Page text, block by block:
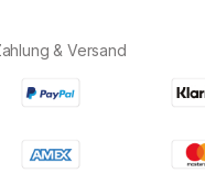
& Versand